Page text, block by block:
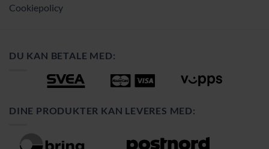
Cookiepolicy
DU KAN BETALE MED:
DINE PRODUKTER KAN LEVERES MED: